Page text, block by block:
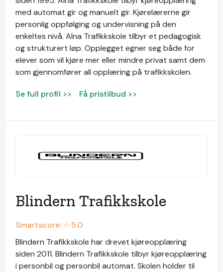
med automat gir og manuelt gir. Kjørelærerne gir
personlig oppfølging og undervisning på den
enkeltes nivå. Alna Trafikkskole tilbyr et pedagogisk
og strukturert løp. Opplegget egner seg både for
elever som vil kjøre mer eller mindre privat samt dem
som gjennomfører all opplæring på trafikkskolen.
Se full profil >> Få pristilbud >>
Blindern Trafikkskole
Smartscore: ☆5.0
Blindern Trafikkskole har drevet kjøreopplæring
siden 2011. Blindern Trafikkskole tilbyr kjøreopplæring
i personbil og personbil automat. Skolen holder til